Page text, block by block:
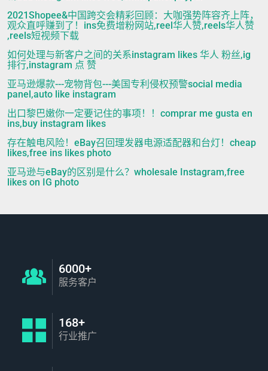
2021Shopee&中国跨交会精彩回顾：大咖强势阵容齐上阵，
观众直呼赚到了！ins免费增粉网站,reel华人赞,reels华人赞
,reels短视频下载
如何处理与新客户之间的关系instagram likes 华人 粉丝,ig
排行,instagram 点 赞
亚马逊爆款---宠物背包---美国专利侵权预警social media
panel,auto like instagram
出口黎巴嫩你一定要记住的事项！！comprar me gusta en
ins,buy instagram likes
存在触电风险！eBay召回理发器电源适配器和台灯！cheap
likes,free ins likes photo
亚马逊与eBay的区别是什么？wholesale Instagram,free
likes on IG photo
6000+
服务客户
168+
行业推广